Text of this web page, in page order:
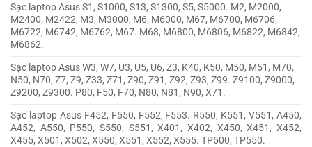
Sạc laptop Asus S1, S1000, S13, S1300, S5, S5000. M2, M2000,
M2400, M2422, M3, M3000, M6, M6000, M67, M6700, M6706,
M6722, M6742, M6762, M67. M68, M6800, M6806, M6822, M6842,
M6862.
Sạc laptop Asus W3, W7, U3, U5, U6, Z3, K40, K50, M50, M51, M70,
N50, N70, Z7, Z9, Z33, Z71, Z90, Z91, Z92, Z93, Z99. Z9100, Z9000,
Z9200, Z9300. P80, F50, F70, N80, N81, N90, X71.
Sạc laptop Asus F452, F550, F552, F553. R550, K551, V551, A450,
A452, A550, P550, S550, S551, X401, X402, X450, X451, X452,
X455, X501, X502, X550, X551, X552, X555. TP500, TP550.